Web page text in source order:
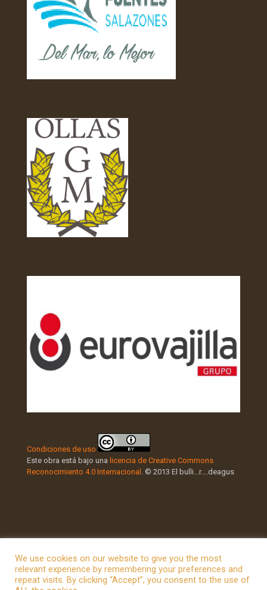
Condiciones de uso
Este obra está bajo una licencia de Creative Commons
Reconocimiento 4.0 Internacional . © 2013 El bulli...r....deagus
© 2026 Betheme by Muffin group
We use cookies on our website to give you the most
relevant experience by remembering your preferences and
repeat visits. By clicking “Accept”, you consent to the use of